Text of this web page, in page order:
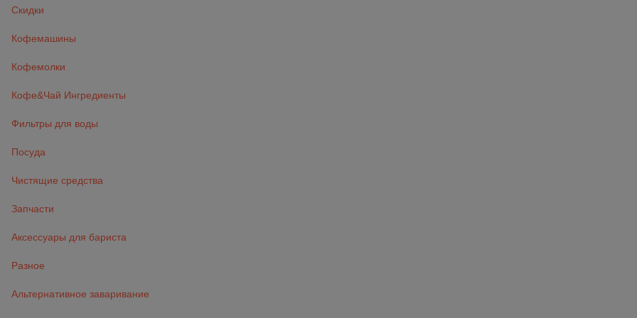
Скидки
Кофемашины
Кофемолки
Кофе&Чай Ингредиенты
Фильтры для воды
Посуда
Чистящие средства
Запчасти
Аксессуары для бариста
Разное
Альтернативное заваривание